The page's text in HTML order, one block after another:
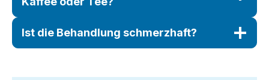
Ist die Behandlung schmerzhaft?